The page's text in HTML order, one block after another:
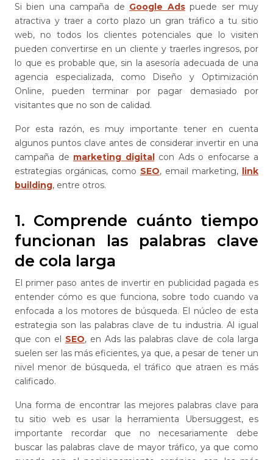
Si bien una campaña de Google Adspuede ser muy
atractiva y traer a corto plazo un gran tráfico a tu sitio
web, no todos los clientes potenciales que lo visiten
pueden convertirse en un cliente y traerles ingresos, por
lo que es probable que, sin la asesoría adecuada de una
agencia especializada, como Diseño y Optimización
Online, pueden terminar por pagar demasiado por
visitantes que no son de calidad.
Por esta razón, es muy importante tener en cuenta
algunos puntos clave antes de considerar invertir en una
campaña de marketing digitalcon Ads o enfocarse a
estrategias orgánicas, como SEO, email marketing, link
building, entre otros.
1. Comprende cuánto tiempo
funcionan las palabras clave
de cola larga
El primer paso antes de invertir en publicidad pagada es
entender cómo es que funciona, sobre todo cuando va
enfocada a los motores de búsqueda. El núcleo de esta
estrategia son las palabras clave de tu industria. Al igual
que con el SEO, en Ads las palabras clave de cola larga
suelen ser las más eficientes, ya que, a pesar de tener un
nivel menor de búsqueda, el tráfico que atraen es más
calificado.
Una forma de encontrar las mejores palabras clave para
tu sitio web es usar la herramienta Ubersuggest, es
importante recordar que no necesariamente debe
buscar las palabras clave de mayor tráfico, ya que como